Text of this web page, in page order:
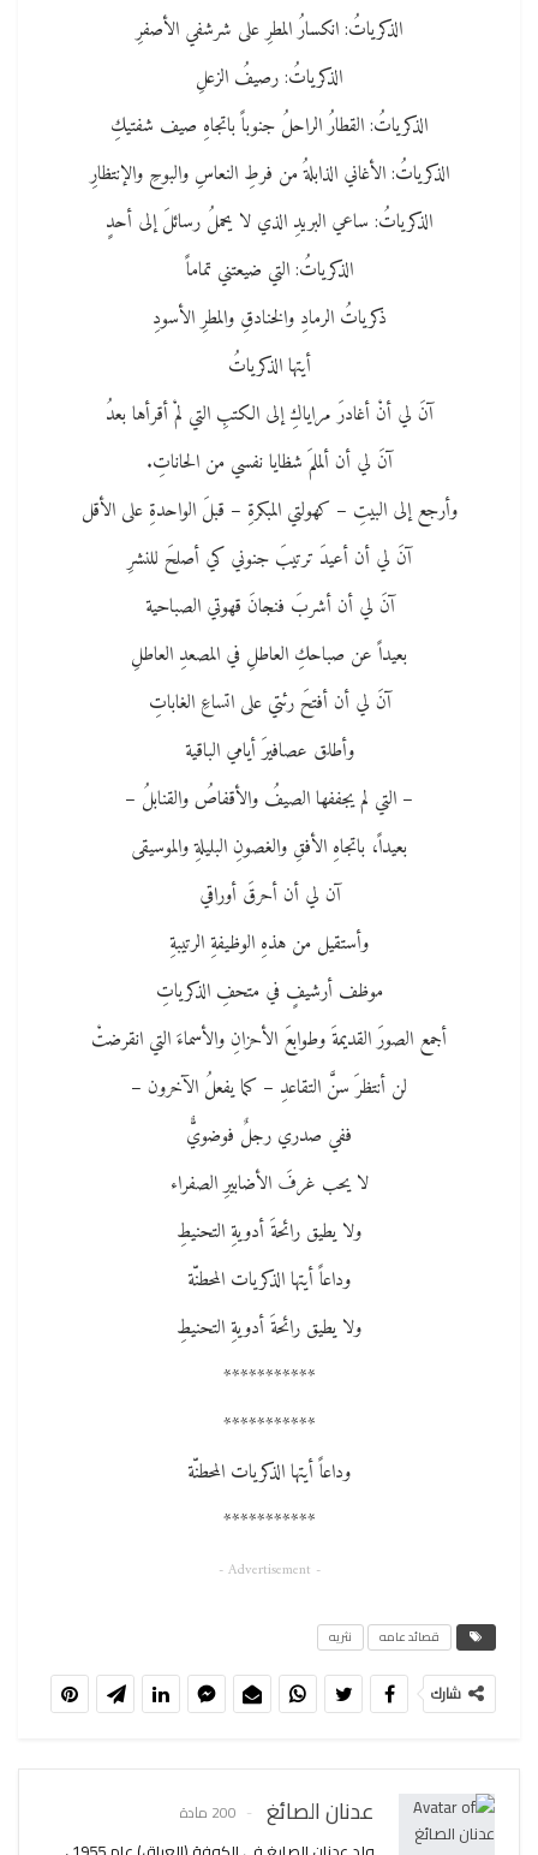
الذكرياتُ: انكسارُ المطرِ على شرشفي الأصفرِ
الذكرياتُ: رصيفُ الزعلِ
الذكرياتُ: القطارُ الراحلُ جنوباً باتجاهِ صيف شفتيكِ
الذكرياتُ: الأغاني الذابلةُ من فرطِ النعاسِ والبوحِ والإنتظارِ
الذكرياتُ: ساعي البريدِ الذي لا يحملُ رسائلَ إلى أحدٍ
الذكرياتُ: التي ضيعتني تماماً
ذكرياتُ الرمادِ والخنادقِ والمطرِ الأسودِ
أيتها الذكرياتُ
آنَ لي أنْ أغادرَ مراياكِ إلى الكتبِ التي لمْ أقرأها بعدُ
آنَ لي أن ألملمَ شظايا نفسي من الحاناتِ.
وأرجع إلى البيتِ – كهولتي المبكرةِ – قبلَ الواحدةِ على الأقل
آنَ لي أن أعيدَ ترتيبَ جنوني كي أصلحَ للنشرِ
آنَ لي أن أشربَ فنجانَ قهوتي الصباحية
بعيداً عن صباحكِ العاطلِ في المصعدِ العاطلِ
آنَ لي أن أفتحَ رئتي على اتساعِ الغاباتِ
وأطلق عصافيرَ أيامي الباقية
– التي لم يجففها الصيفُ والأقفاصُ والقنابلُ –
بعيداً، باتجاهِ الأفقِ والغصونِ البليلةِ والموسيقى
آن لي أن أحرقَ أوراقي
وأستقيل من هذهِ الوظيفةِ الرتيبةِ
موظف أرشيفٍ في متحفِ الذكرياتِ
أجمع الصورَ القديمةَ وطوابعَ الأحزانِ والأسماءَ التي انقرضتْ
لن أنتظرَ سنَّ التقاعدِ – كما يفعلُ الآخرون –
ففي صدري رجلٌ فوضويٌّ
لا يحب غرفَ الأضابيرِ الصفراء
ولا يطيق رائحةَ أدويةِ التحنيطِ
وداعاً أيتها الذكريات المحطنّة
ولا يطيق رائحةَ أدويةِ التحنيطِ
***********
***********
وداعاً أيتها الذكريات المحطنّة
***********
- Advertisement -
قصائد عامه نثريه
شارك
عدنان الصائغ 200 مادة